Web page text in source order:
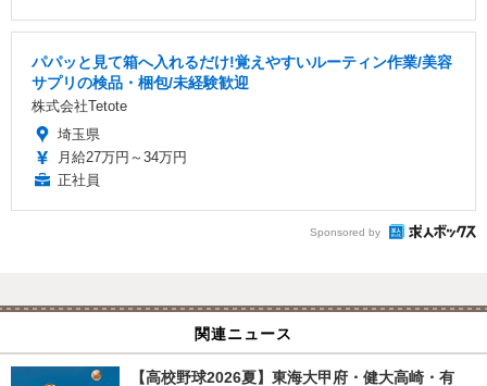
パパッと見て箱へ入れるだけ!覚えやすいルーティン作業/美容
サプリの検品・梱包/未経験歓迎
株式会社Tetote
埼玉県
月給27万円～34万円
正社員
Sponsored by
関連ニュース
【高校野球2026夏】東海大甲府・健大高崎・有